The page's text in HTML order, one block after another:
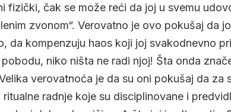
fizički, čak se može reći da joj u svemu
zvonom“. Verovatno je ovo pokušaj da
da kompenzuju haos koji joj svakodnevno
niko ništa ne radi njoj! Šta onda
verovatnoća je da su oni pokušaj da za
radnje koje su disciplinovane i